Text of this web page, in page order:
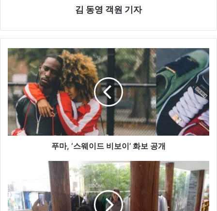
김 동영 객원 기자
푸
,
‘
스
웨
이
드
비
보
공
개
푸마, ‘스웨이드 비보이’ 화보 공개
,
1
8